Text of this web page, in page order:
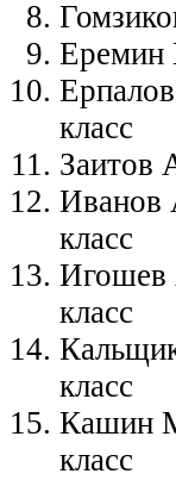
Еремин
класс
Заитов
Иванов
класс
Игошев
класс
класс
Кашин
класс